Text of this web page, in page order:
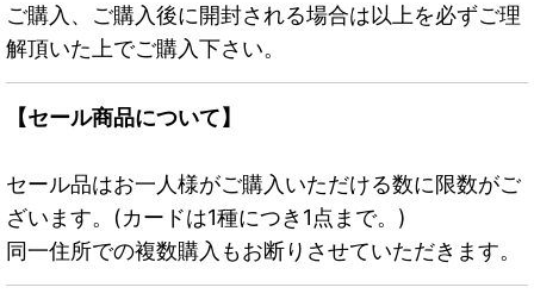
ご購入、ご購入後に開封される場合は以上を必ずご理
解頂いた上でご購入下さい。
【セール商品について】
セール品はお一人様がご購入いただける数に限数がご
ざいます。(カードは1種につき1点まで。)
同一住所での複数購入もお断りさせていただきます。